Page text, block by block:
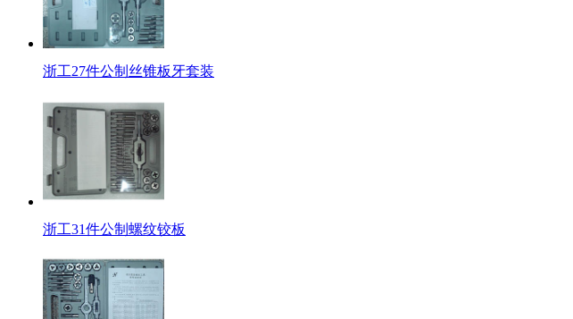
浙工27件公制丝锥板牙套装
浙工31件公制螺纹铰板